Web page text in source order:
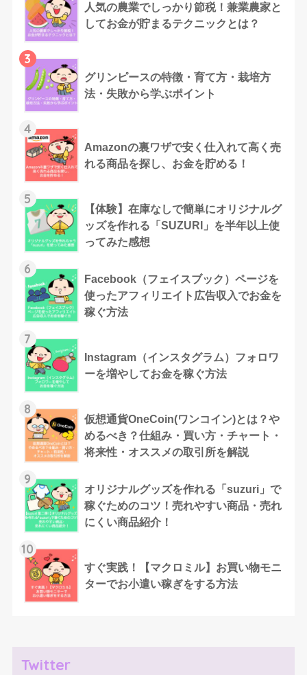
人気の農業でしっかり節税！兼業農家と
してお金が貯まるテクニックとは？
3
グリンピースの特徴・育て方・栽培方
法・失敗から学ぶポイント
4
Amazonの裏ワザで安く仕入れて高く売
れる商品を探し、お金を貯める！
5
【体験】在庫なしで簡単にオリジナルグ
ッズを作れる「SUZURI」を半年以上使
ってみた感想
6
Facebook（フェイスブック）ページを
使ったアフィリエイト広告収入でお金を
稼ぐ方法
7
Instagram（インスタグラム）フォロワ
ーを増やしてお金を稼ぐ方法
8
仮想通貨OneCoin(ワンコイン)とは？や
めるべき？仕組み・買い方・チャート・
将来性・オススメの取引所を解説
9
オリジナルグッズを作れる「suzuri」で
稼ぐためのコツ！売れやすい商品・売れ
にくい商品紹介！
10
すぐ実践！【マクロミル】お買い物モニ
ターでお小遣い稼ぎをする方法
Twitter